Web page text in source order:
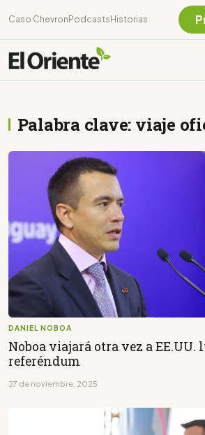
Caso Chevron Podcasts Historias
Palabra clave: viaje
DANIEL NOBOA
Noboa viajará otra vez a EE.UU.
referéndum
27 de noviembre, 2025